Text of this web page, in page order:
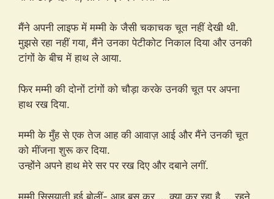
मैंने अपनी लाइफ में मम्मी के जैसी चकाचक चूत नहीं देखी थी.
मुझसे रहा नहीं गया, मैंने उनका पेटीकोट निकाल दिया और उनकी
टांगों के बीच में हाथ ले आया.
फिर मम्मी की दोनों टांगों को चौड़ा करके उनकी चूत पर अपना
हाथ रख दिया.
मम्मी के मुँह से एक तेज आह की आवाज़ आई और मैंने उनकी चूत
को मींजना शुरू कर दिया.
उन्होंने अपने हाथ मेरे सर पर रख दिए और दबाने लगीं.
मम्मी सिसयाती हुई बोलीं- आह बस कर … क्या कर रहा है … रहने